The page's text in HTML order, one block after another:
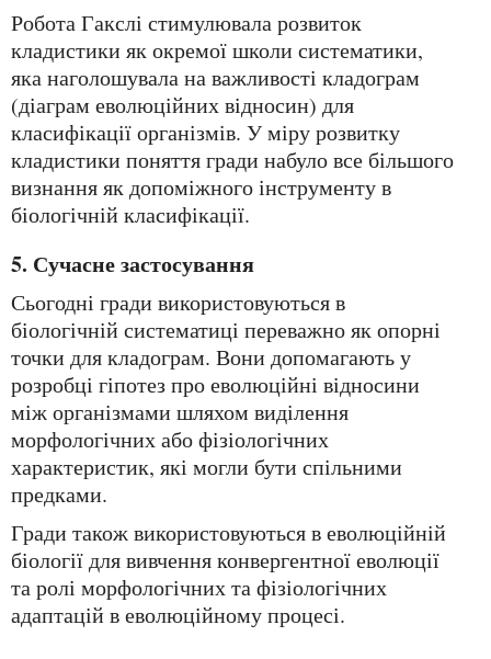
Робота Гакслі стимулювала розвиток
кладистики як окремої школи систематики,
яка наголошувала на важливості кладограм
(діаграм еволюційних відносин) для
класифікації організмів. У міру розвитку
кладистики поняття гради набуло все більшого
визнання як допоміжного інструменту в
біологічній класифікації.
5. Сучасне застосування
Сьогодні гради використовуються в
біологічній систематиці переважно як опорні
точки для кладограм. Вони допомагають у
розробці гіпотез про еволюційні відносини
між організмами шляхом виділення
морфологічних або фізіологічних
характеристик, які могли бути спільними
предками.
Гради також використовуються в еволюційній
біології для вивчення конвергентної еволюції
та ролі морфологічних та фізіологічних
адаптацій в еволюційному процесі.